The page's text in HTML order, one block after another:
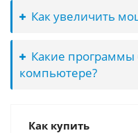
Как увеличить
Какие программы
компьютере?
Как купить